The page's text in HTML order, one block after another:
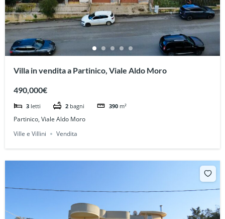
Villa in vendita a Partinico, Viale Aldo Moro
490,000€
3 letti 2 bagni 390 m²
Partinico, Viale Aldo Moro
Ville e Villini
Vendita